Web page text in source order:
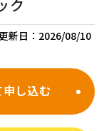
ク
新日： 2026/08/10
し込む